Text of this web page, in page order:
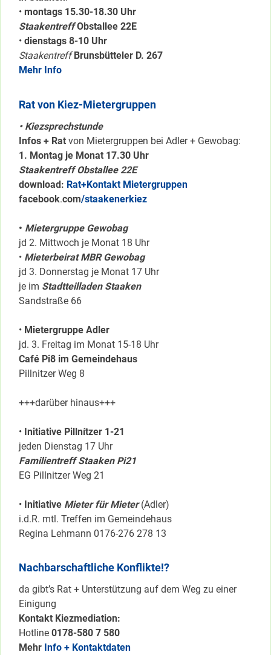
• montags 15.30-18.30 Uhr
Staakentreff Obstallee 22E
• dienstags 8-10 Uhr
Staakentreff Brunsbütteler D. 267
Mehr Info
Rat von Kiez-Mietergruppen
• Kiezsprechstunde
Infos + Rat von Mietergruppen bei Adler + Gewobag:
1. Montag je Monat 17.30 Uhr
Staakentreff Obstallee 22E
download: Rat+Kontakt Mietergruppen
facebook.com/staakenerkiez
• Mietergruppe Gewobag
jd 2. Mittwoch je Monat 18 Uhr
• Mieterbeirat MBR Gewobag
jd 3. Donnerstag je Monat 17 Uhr
je im Stadtteilladen Staaken
Sandstraße 66
• Mietergruppe Adler
jd. 3. Freitag im Monat 15-18 Uhr
Café Pi8 im Gemeindehaus
Pillnitzer Weg 8
+++darüber hinaus+++
• Initiative Pillnítzer 1-21
jeden Dienstag 17 Uhr
Familientreff Staaken Pi21
EG Pillnitzer Weg 21
• Initiative Mieter für Mieter(Adler)
i.d.R. mtl. Treffen im Gemeindehaus
Regina Lehmann 0176-276 278 13
Nachbarschaftliche Konflikte!?
da gibt’s Rat + Unterstützung auf dem Weg zu einer
Einigung
Kontakt Kiezmediation:
Hotline 0178-580 7 580
Mehr Info + Kontaktdaten